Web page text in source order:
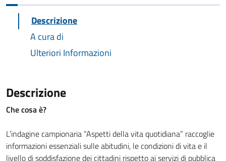
Descrizione
A cura di
Ulteriori Informazioni
Descrizione
Che cosa è?
L’indagine campionaria “Aspetti della vita quotidiana” raccoglie
informazioni essenziali sulle abitudini, le condizioni di vita e il
livello di soddisfazione dei cittadini rispetto ai servizi di pubblica